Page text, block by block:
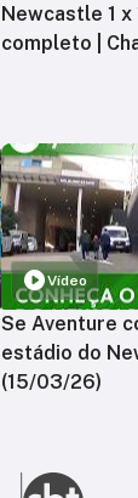
Newcastle 1 x
completo |
Vídeo
Se Aventure
estádio do
(15/03/26)